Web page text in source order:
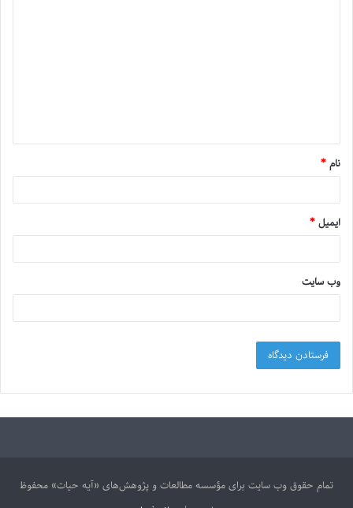
نام*
ایمیل*
وب‌ سایت
تمام حقوق وب سایت برای مؤسسه مطالعات و پژوهش‌های «آیه حیات» محفوظ